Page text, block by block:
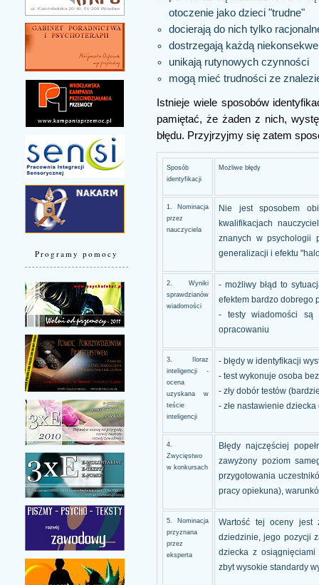
Programy pomocy
otoczenie jako dzieci "trudne"
docierają do nich tylko
dostrzegają każdą
unikają rutynowych czynności
mogą mieć trudności ze
Istnieje wiele sposobów
pamiętać, że żaden z nich,
błędu. Przyjrzyjmy się zatem
Sposób
identyfikacji
Możliwe błędy
1. Nominacja
przez
nauczyciela
Nie jest sposobem
kwalifikacjach
znanych w psychologii
generalizacji i efektu
2. Wyniki
sprawdzianów
wiadomości
- możliwy błąd to
efektem bardzo dobrego
- testy wiadomości są
opracowaniu
3. Iloraz
inteligencji -
ocena
uzyskana w
teście
inteligencji
- błędy w identyfikacji
- test wykonuje osoba
- zły dobór testów
- złe nastawienie
4.
Zwycięstwo
w konkursach
Błędy najczęściej
zawyżony poziom
przygotowania
pracy opiekuna),
5. Nominacja
przyznana
przez
eksperta
Wartość tej oceny jest
dziedzinie, jego pozycji
dziecka z osiągnięciami
zbyt wysokie standardy